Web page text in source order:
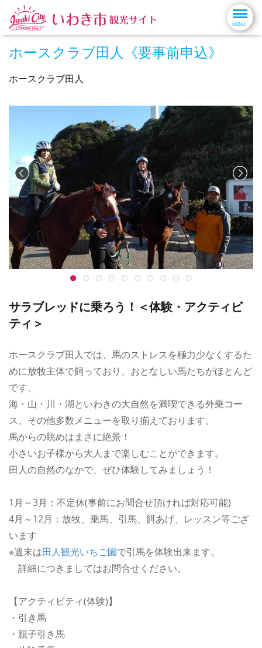
ホースクラブ田人《要事前申込》
ホースクラブ田人
サラブレッドに乗ろう！＜体験・アクティビ
ティ＞
ホースクラブ田人では、馬のストレスを極力少なくするた
めに放牧主体で飼っており、おとなしい馬たちがほとんど
です。
海・山・川・湖といわきの大自然を満喫できる外乗コー
ス、その他多数メニューを取り揃えております。
馬からの眺めはまさに絶景！
小さいお子様から大人まで楽しむことができます。
田人の自然のなかで、ぜひ体験してみましょう！
1月～3月：不定休(事前にお問合せ頂ければ対応可能)
4月～12月：放牧、乗馬、引馬、餌あげ、レッスン等ござ
います
※週末は田人観光いちご園で引馬を体験出来ます。
詳細につきましてはお問合せください。
【アクティビティ(体験)】
・引き馬
・親子引き馬